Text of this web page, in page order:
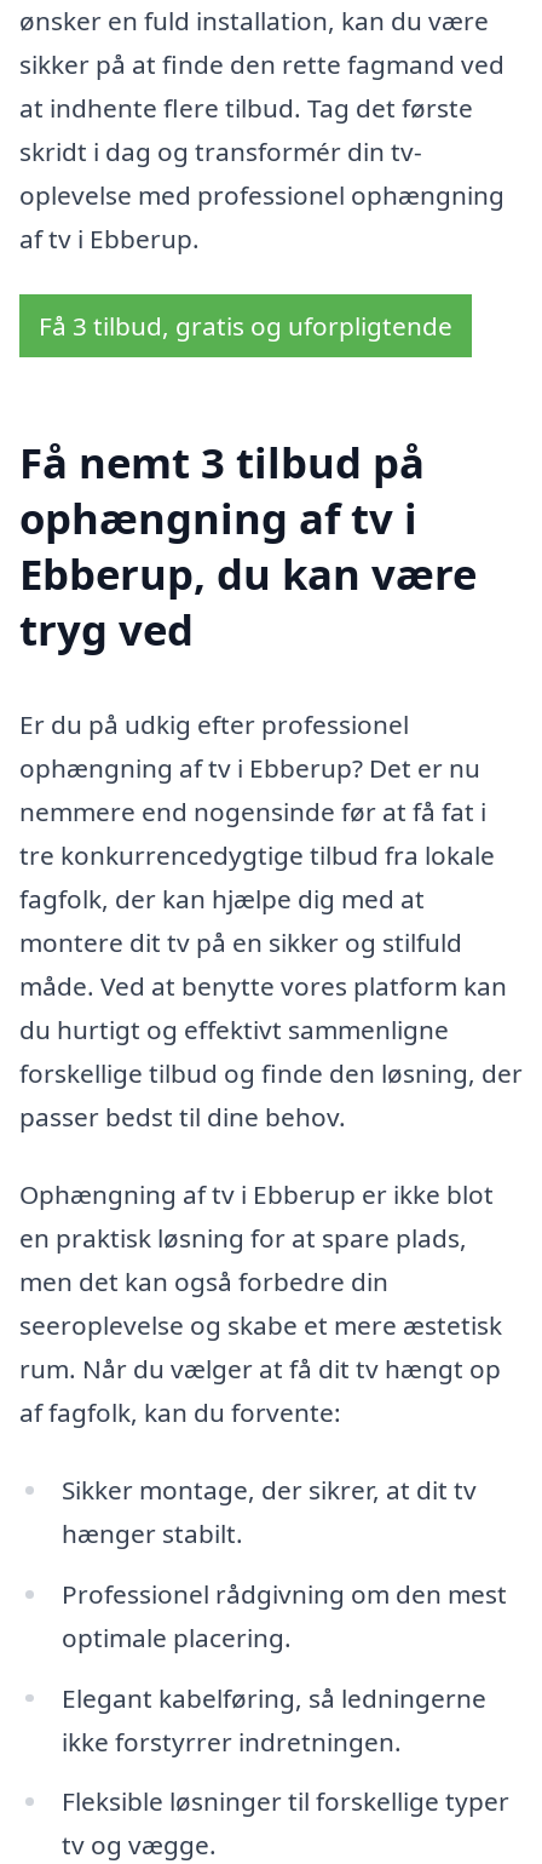
ønsker en fuld installation, kan du være
sikker på at finde den rette fagmand ved
at indhente flere tilbud. Tag det første
skridt i dag og transformér din tv-
oplevelse med professionel ophængning
af tv i Ebberup.
Få 3 tilbud, gratis og uforpligtende
Få nemt 3 tilbud på
ophængning af tv i
Ebberup, du kan være
tryg ved
Er du på udkig efter professionel
ophængning af tv i Ebberup? Det er nu
nemmere end nogensinde før at få fat i
tre konkurrencedygtige tilbud fra lokale
fagfolk, der kan hjælpe dig med at
montere dit tv på en sikker og stilfuld
måde. Ved at benytte vores platform kan
du hurtigt og effektivt sammenligne
forskellige tilbud og finde den løsning, der
passer bedst til dine behov.
Ophængning af tv i Ebberup er ikke blot
en praktisk løsning for at spare plads,
men det kan også forbedre din
seeroplevelse og skabe et mere æstetisk
rum. Når du vælger at få dit tv hængt op
af fagfolk, kan du forvente:
Sikker montage, der sikrer, at dit tv
hænger stabilt.
Professionel rådgivning om den mest
optimale placering.
Elegant kabelføring, så ledningerne
ikke forstyrrer indretningen.
Fleksible løsninger til forskellige typer
tv og vægge.